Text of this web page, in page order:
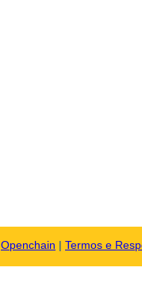
Openchain | Termos e